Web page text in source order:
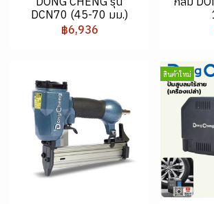
DCN70 (45-70 มม.)
฿6,936
สินค้าใหม่